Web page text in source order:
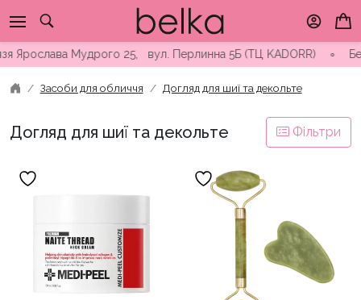
to
content
Мудрого 25, вул. Перлинна 5Б (ТЦ KADORR) ∘
Засоби для обличчя Догляд для шиї та декольте
Догляд для шиї та декольте Фільтри